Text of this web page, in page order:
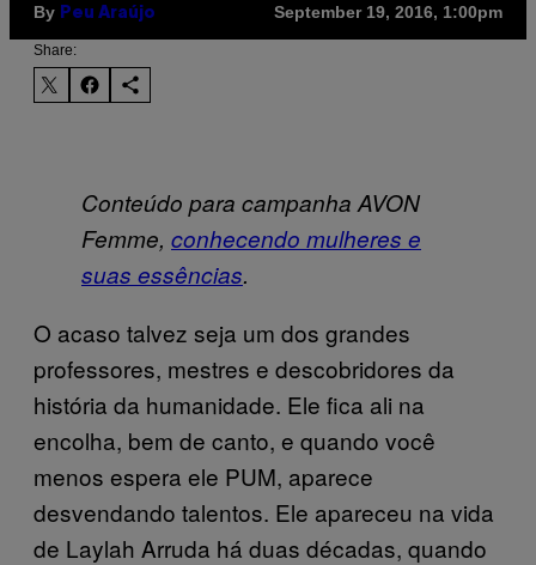
By Peu Araújo September 19, 2016, 1:00pm
Share:
Conteúdo para campanha AVON
Femme, conhecendo mulheres e
suas essências.
O acaso talvez seja um dos grandes
professores, mestres e descobridores da
história da humanidade. Ele fica ali na
encolha, bem de canto, e quando você
menos espera ele PUM, aparece
desvendando talentos. Ele apareceu na vida
de Laylah Arruda há duas décadas, quando